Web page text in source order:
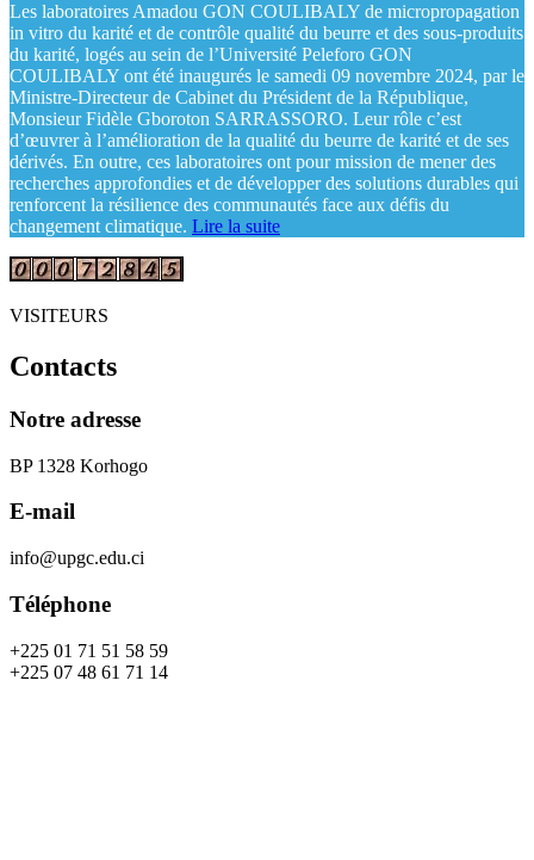
Les laboratoires Amadou GON COULIBALY de micropropagation
in vitro du karité et de contrôle qualité du beurre et des sous-produits
du karité, logés au sein de l’Université Peleforo GON
COULIBALY ont été inaugurés le samedi 09 novembre 2024, par le
Ministre-Directeur de Cabinet du Président de la République,
Monsieur Fidèle Gboroton SARRASSORO. Leur rôle c’est
d’œuvrer à l’amélioration de la qualité du beurre de karité et de ses
dérivés. En outre, ces laboratoires ont pour mission de mener des
recherches approfondies et de développer des solutions durables qui
renforcent la résilience des communautés face aux défis du
changement climatique. Lire la suite
VISITEURS
Contacts
Notre adresse
BP 1328 Korhogo
E-mail
info@upgc.edu.ci
Téléphone
+225 01 71 51 58 59
+225 07 48 61 71 14